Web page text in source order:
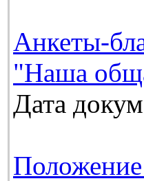
Анкеты-
"Наша
Дата